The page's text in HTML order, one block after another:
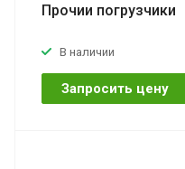
Прочии погрузчики
В наличии
Запросить цену